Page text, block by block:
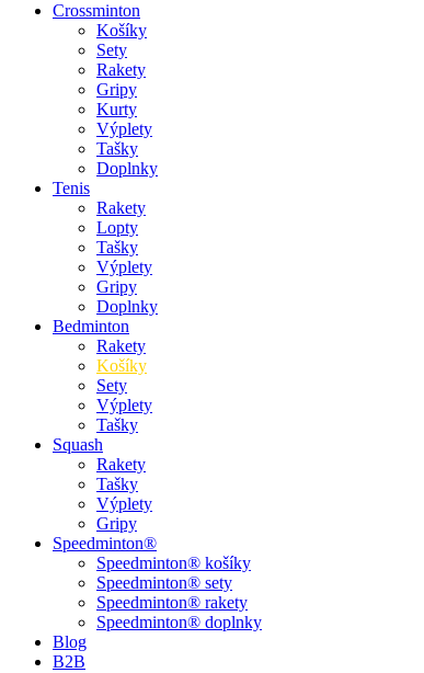
Crossminton
Košíky
Sety
Rakety
Gripy
Kurty
Výplety
Tašky
Doplnky
Tenis
Rakety
Lopty
Tašky
Výplety
Gripy
Doplnky
Bedminton
Rakety
Košíky
Sety
Výplety
Tašky
Squash
Rakety
Tašky
Výplety
Gripy
Speedminton®
Speedminton® košíky
Speedminton® sety
Speedminton® rakety
Speedminton® doplnky
Blog
B2B